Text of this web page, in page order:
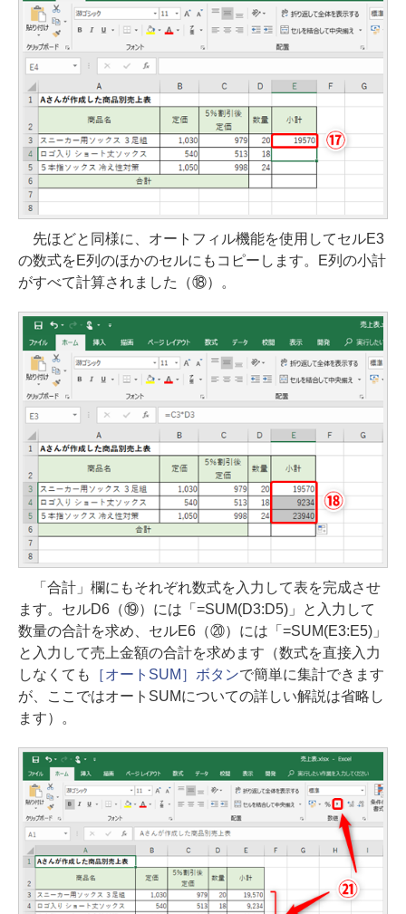
先ほどと同様に、オートフィル機能を使用してセルE3
の数式をE列のほかのセルにもコピーします。E列の小計
がすべて計算されました（⑱）。
「合計」欄にもそれぞれ数式を入力して表を完成させ
ます。セルD6（⑲）には「=SUM(D3:D5)」と入力して
数量の合計を求め、セルE6（⑳）には「=SUM(E3:E5)」
と入力して売上金額の合計を求めます（数式を直接入力
しなくても
［オートSUM］ボタンで簡単に集計できます
が、ここではオートSUMについての詳しい解説は省略し
ます）。